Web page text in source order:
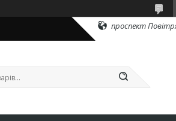
проспект